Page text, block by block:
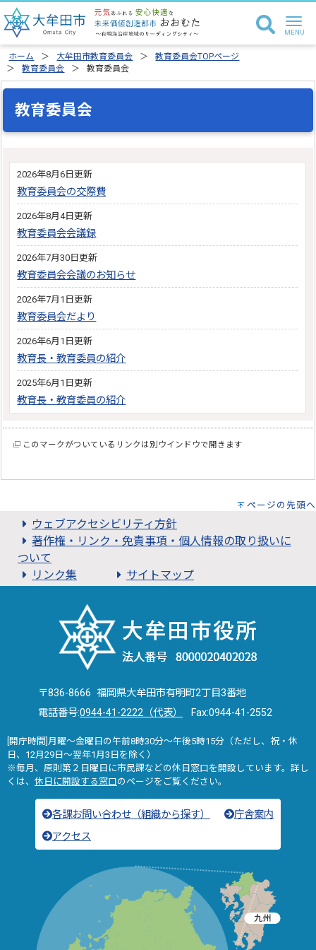
ホーム 大牟田市教育委員会
教育委員会TOPページ
教育委員会
教育委員会
教育委員会
2026年8月6日更新
教育委員会の交際費
2026年8月4日更新
教育委員会会議録
2026年7月30日更新
教育委員会会議のお知らせ
2026年7月1日更新
教育委員会だより
2026年6月1日更新
教育長・教育委員の紹介
2025年6月1日更新
教育長・教育委員の紹介
このマークがついているリンクは別ウインドウで開きます
ページの先頭へ
ウェブアクセシビリティ方針
著作権・リンク・免責事項・個人情報の取り扱いに
ついて
リンク集
サイトマップ
〒836-8666 福岡県大牟田市有明町2丁目3番地
電話番号:0944-41-2222（代表） Fax:0944-41-2552
[開庁時間]月曜～金曜日の午前8時30分～午後5時15分（ただし、祝・休
日、12月29日～翌年1月3日を除く）
※毎月、原則第２日曜日に市民課などの休日窓口を開設しています。詳し
くは、 休日に開設する窓口のページをご覧ください。
各課お問い合わせ（組織から探す）
庁舎案内
アクセス